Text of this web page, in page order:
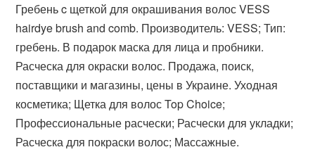
Гребень c щеткой для окрашивания волос VESS
hairdye brush and comb. Производитель: VESS; Тип:
гребень. В подарок маска для лица и пробники.
Расческа для окраски волос. Продажа, поиск,
поставщики и магазины, цены в Украине. Уходная
косметика; Щетка для волос Top Choice;
Профессиональные расчески; Расчески для укладки;
Расческа для покраски волос; Массажные.